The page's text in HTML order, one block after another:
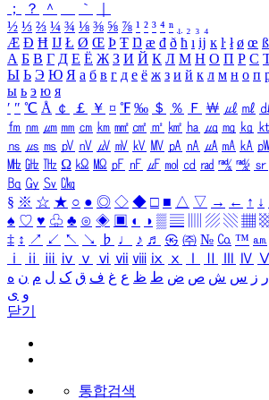
；
？ ＾ ｀
½ ⅓ ⅔ ¼ ¾ ⅛ ⅜ ⅝ ⅞ ¹ ² ³ ⁴ ⁿ ₁ ₂ ₃ ₄
Æ Ð Ħ Ĳ Ł Ø Œ Þ Ŧ Ŋ æ đ ð ħ ı ĳ ĸ ŀ ł ø œ ß
А Б В Г Д Е Ё Ж З И Й К Л М Н О П Р С
Ы Ь Э Ю Я а б в г д е ё ж з и й к л м н о п
ы ь э ю я
′ ″ ℃ Å ￠ ￡ ￥ ¤ ℉ ‰ ＄ ％ Ｆ ￦ ㎕ ㎖
㎙ ㎚ ㎛ ㎜ ㎝ ㎞ ㎟ ㎠ ㎡ ㎢ ㏊ ㎍ ㎎ ㎏ ㏏
㎱ ㎲ ㎳ ㎴ ㎵ ㎶ ㎷ ㎸ ㎹ ㎀ ㎁ ㎂ ㎃ ㎄
㎒ ㎓ ㎔ Ω ㏀ ㏁ ㎊ ㎋ ㎌ ㏖ ㏅ ㎭ ㎮ ㎯ ㏛
㏃ ㏉ ㏜ ㏆
§ ※ ☆ ★ ○ ● ◎ ◇ ◆ □ ■ △ ▽ → ← ↑ ↓
♠ ♡ ♥ ♧ ♣ ⊙ ◈ ▣ ◐ ◑ ▒ ▤ ▨ ▧ ▦
‡ ↕ ↗ ↙ ↖ ↘ ♭ ♩ ♪ ♬ ㉿ ㈜ № ㏇ ™ ㏂
ⅰ
ⅱ ⅲ ⅳ ⅴ ⅵ ⅶ ⅷ ⅸ ⅹ Ⅳ Ⅴ
ر ز س ش ص ض ط ظ ع غ ف ق ک ل م ن ه
و ی
닫기
통합검색